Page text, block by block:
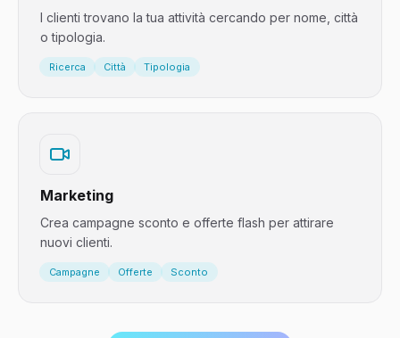
I clienti trovano la tua attività cercando per nome, città
o tipologia.
Ricerca Città Tipologia
Marketing
Crea campagne sconto e offerte flash per attirare
nuovi clienti.
Campagne Offerte Sconto